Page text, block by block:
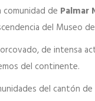
de Palmar
del Museo de
de intensa
del continente.
del cantón